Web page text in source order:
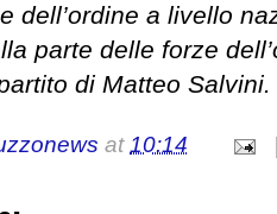
dell’ordine a livello
parte delle forze
di Matteo Salvini.
at10:14